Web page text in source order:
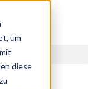
um
diese